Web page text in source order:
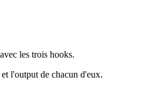
les trois hooks.
l'output de chacun d'eux.